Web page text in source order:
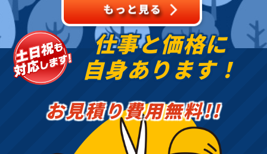
仕事と価格に
自身あります！
お見積り費用無料!!